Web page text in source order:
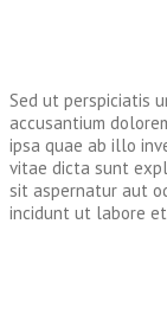
Sed ut perspiciatis
accusantium
ipsa quae ab illo
vitae dicta sunt
sit aspernatur aut
incidunt ut labore